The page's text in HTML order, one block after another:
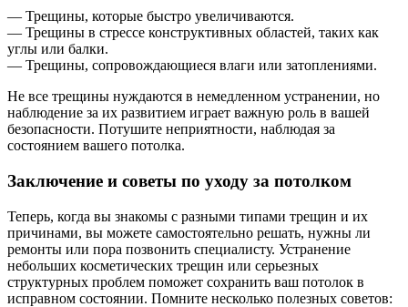
— Трещины, которые быстро увеличиваются.
— Трещины в стрессе конструктивных областей, таких как
углы или балки.
— Трещины, сопровождающиеся влаги или затоплениями.
Не все трещины нуждаются в немедленном устранении, но
наблюдение за их развитием играет важную роль в вашей
безопасности. Потушите неприятности, наблюдая за
состоянием вашего потолка.
Заключение и советы по уходу за потолком
Теперь, когда вы знакомы с разными типами трещин и их
причинами, вы можете самостоятельно решать, нужны ли
ремонты или пора позвонить специалисту. Устранение
небольших косметических трещин или серьезных
структурных проблем поможет сохранить ваш потолок в
исправном состоянии. Помните несколько полезных советов: